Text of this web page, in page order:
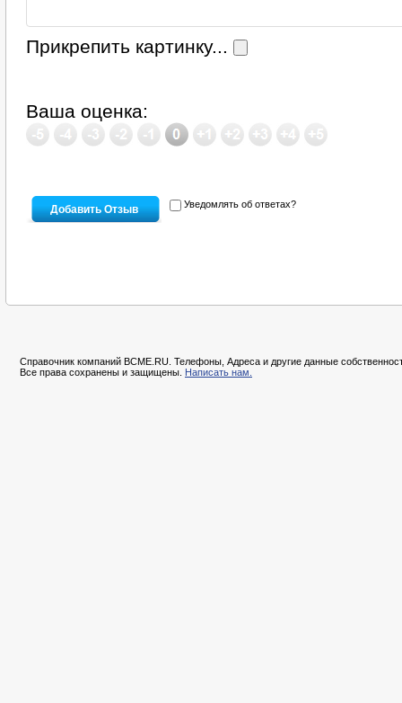
Прикрепить картинку...
Ваша оценка:
Уведомлять об ответах?
Справочник компаний BCME.RU. Телефоны, Адреса и другие данные
Все права сохранены и защищены. Написать нам.